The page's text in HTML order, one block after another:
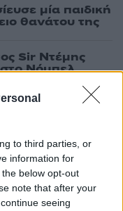
to third parties, or
information for
below opt-out
note that after your
seeing
μία παιδική
θανάτου της
Sir Ντέμης
Νόμπελ
από την
που θα